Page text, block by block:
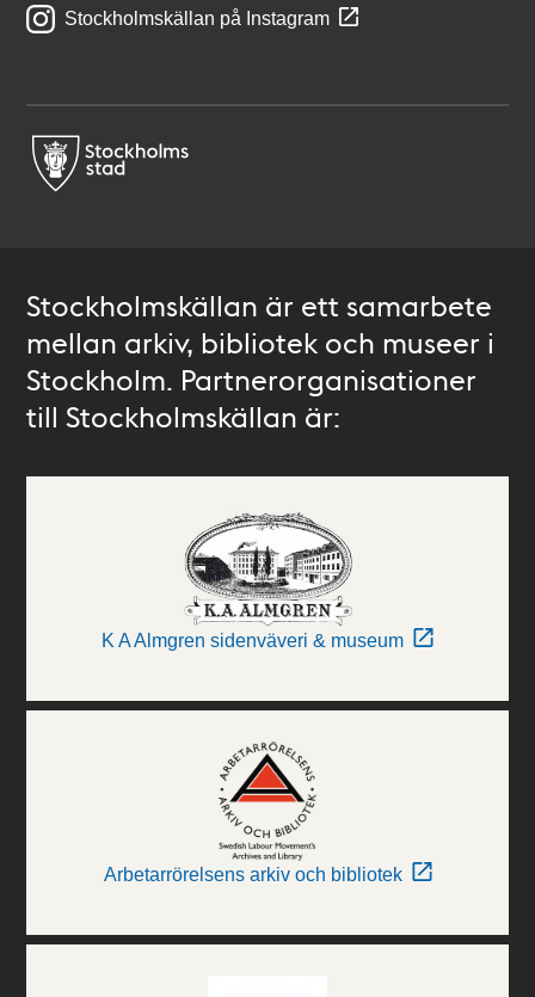
Stockholmskällan på Instagram
Stockholmskällan är ett samarbete
mellan arkiv, bibliotek och museer i
Stockholm. Partnerorganisationer
till Stockholmskällan är:
K A Almgren sidenväveri & museum
Arbetarrörelsens arkiv och bibliotek